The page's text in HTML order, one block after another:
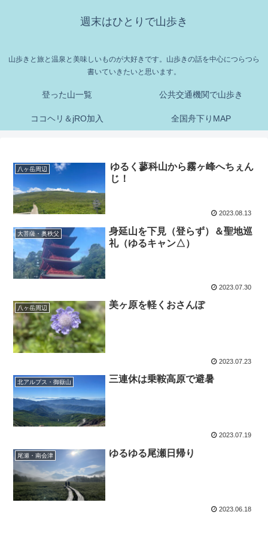
週末はひとりで山歩き
山歩きと旅と温泉と美味しいものが大好きです。山歩きの話を中心につらつら
書いていきたいと思います。
登った山一覧 公共交通機関で山歩き
ココヘリ＆jRO加入 全国舟下りMAP
八ヶ岳周辺
ゆるく蓼科山から霧ヶ峰へちぇん
じ！
2023.08.13
大菩薩・奥秩父
身延山を下見（登らず）＆聖地巡
礼（ゆるキャン△）
2023.07.30
八ヶ岳周辺 美ヶ原を軽くおさんぽ
2023.07.23
北アルプス・御嶽山 三連休は乗鞍高原で避暑
2023.07.19
尾瀬・南会津 ゆるゆる尾瀬日帰り
2023.06.18